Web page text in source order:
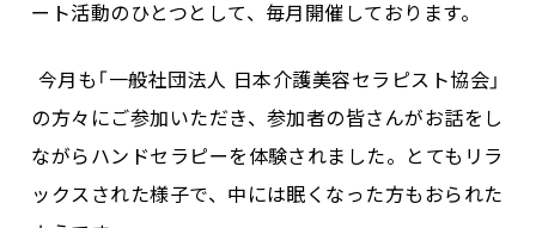
ート活動のひとつとして、毎月開催しております。
今月も「一般社団法人 日本介護美容セラピスト協会」
の方々にご参加いただき、参加者の皆さんがお話をし
ながらハンドセラピーを体験されました。とてもリラ
ックスされた様子で、中には眠くなった方もおられた